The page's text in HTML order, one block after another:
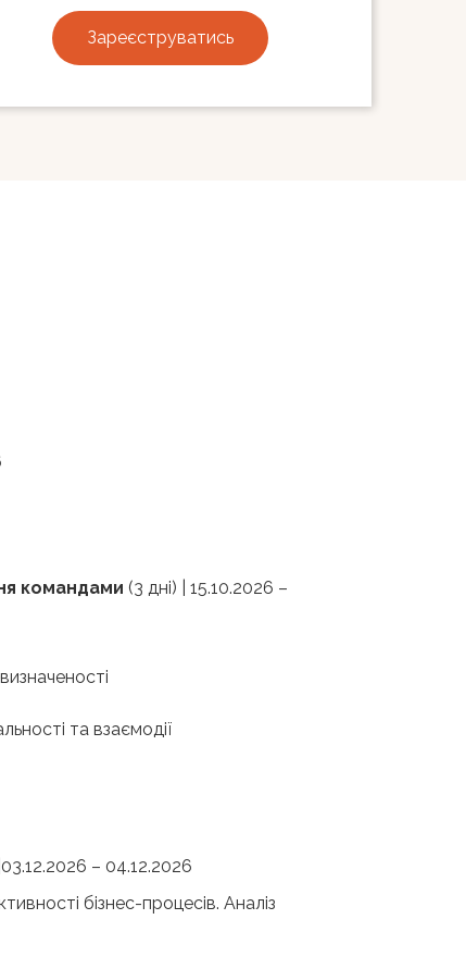
Зареєструватись
командами (3 дні) | 15.10.2026 –
та взаємодії
– 04.12.2026
бізнес-процесів. Аналіз